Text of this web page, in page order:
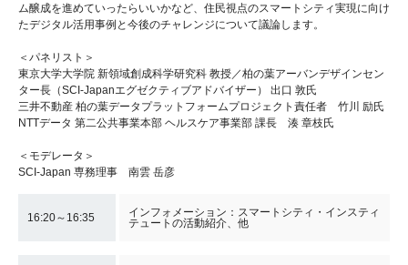
ム醸成を進めていったらいいかなど、住民視点のスマートシティ実現に向け
たデジタル活用事例と今後のチャレンジについて議論します。
＜パネリスト＞
東京大学大学院 新領域創成科学研究科 教授／柏の葉アーバンデザインセン
ター長（SCI-Japanエグゼクティブアドバイザー） 出口 敦氏
三井不動産 柏の葉データプラットフォームプロジェクト責任者 竹川 励氏
NTTデータ 第二公共事業本部 ヘルスケア事業部 課長 湊 章枝氏
＜モデレータ＞
SCI-Japan 専務理事 南雲 岳彦
16:20～16:35
インフォメーション：スマートシティ・インスティ
テュートの活動紹介、他